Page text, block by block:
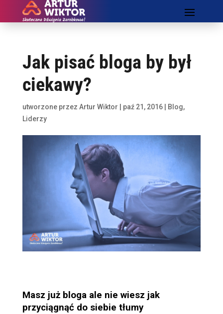
Jak pisać bloga by był
ciekawy?
utworzone przez Artur Wiktor paź 21, 2016| Blog,
Liderzy
Masz już bloga ale nie wiesz jak
przyciągnąć do siebie tłumy